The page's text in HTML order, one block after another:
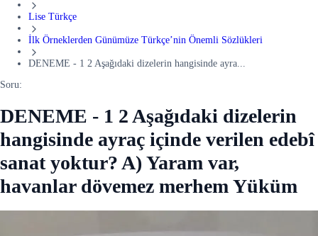
Lise Türkçe
İlk Örneklerden Günümüze Türkçe’nin Önemli Sözlükleri
DENEME - 1 2 Aşağıdaki dizelerin hangisinde ayra...
Soru:
DENEME - 1 2 Aşağıdaki dizelerin
hangisinde ayraç içinde verilen edebî
sanat yoktur? A) Yaram var,
havanlar dövemez merhem Yüküm